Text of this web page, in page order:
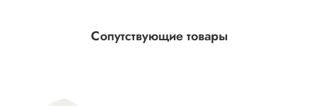
Сопутствующие товары